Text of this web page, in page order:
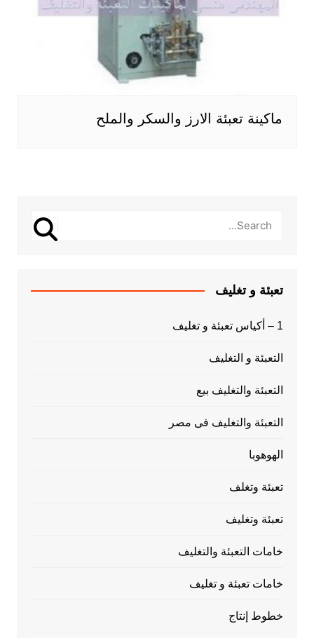
ماكينة تعبئة الارز والسكر والملح
تعبئة و تغليف
1 – أكياس تعبئة و تغليف
التعبئة و التغليف
التعبئة والتغليف بيع
التعبئة والتغليف فى مصر
الهوهوبا
تعبئة وتغلف
تعبئة وتغليف
خامات التعبئة والتغليف
خامات تعبئة و تغليف
خطوط إنتاج